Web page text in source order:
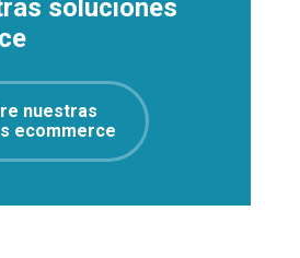
soluciones
nuestras
ecommerce